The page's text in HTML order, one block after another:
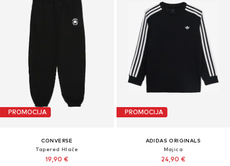
PROMOCIJA
CONVERSE
Tapered Hlače
19,90 €
PROMOCIJA
ADIDAS ORIGINALS
Majica
24,90 €